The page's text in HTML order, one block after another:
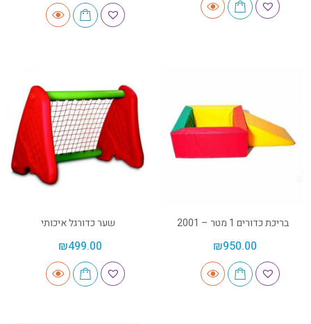
בריכת כדורים 1 מטר – 2001
₪950.00
שער כדורגל איכותי
₪499.00